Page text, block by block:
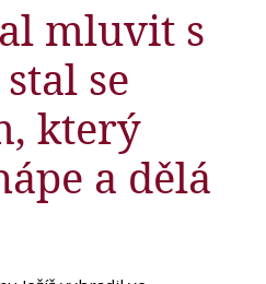
mluvit s
se
který
a dělá